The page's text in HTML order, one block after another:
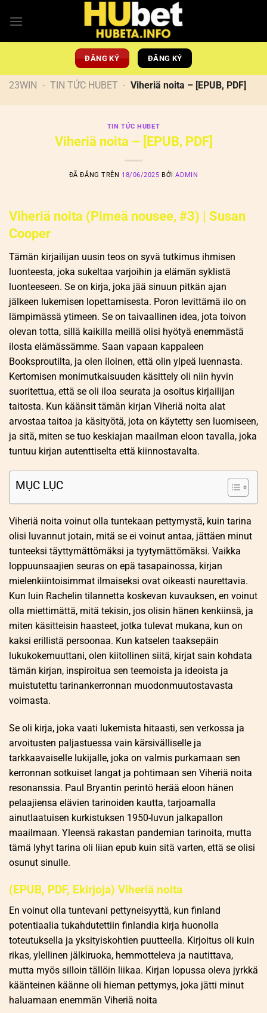
đến
ĐĂNG KÝ ĐĂNG KÝ
23WIN - TIN TỨC HUBET - Viheriä noita – [EPUB, PDF]
TIN TỨC HUBET
Viheriä noita – [EPUB, PDF]
ĐÃ ĐĂNG TRÊN 18/06/2025 BỞIADMIN
Viheriä noita (Pimeä nousee, #3) | Susan
Cooper
Tämän kirjailijan uusin teos on syvä tutkimus ihmisen
luonteesta, joka sukeltaa varjoihin ja elämän syklistä
luonteeseen. Se on kirja, joka jää sinuun pitkän ajan
jälkeen lukemisen lopettamisesta. Poron levittämä ilo on
lämpimässä ytimeen. Se on taivaallinen idea, jota toivon
olevan totta, sillä kaikilla meillä olisi hyötyä enemmästä
ilosta elämässämme. Saan vapaan kappaleen
Booksproutilta, ja olen iloinen, että olin ylpeä luennasta.
Kertomisen monimutkaisuuden käsittely oli niin hyvin
suoritettua, että se oli iloa seurata ja osoitus kirjailijan
taitosta. Kun käänsit tämän kirjan Viheriä noita alat
arvostaa taitoa ja käsityötä, jota on käytetty sen luomiseen,
ja sitä, miten se tuo keskiajan maailman eloon tavalla, joka
tuntuu kirjan autenttiselta että kiinnostavalta.
MỤC LỤC
Viheriä noita voinut olla tuntekaan pettymystä, kuin tarina
olisi luvannut jotain, mitä se ei voinut antaa, jättäen minut
tunteeksi täyttymättömäksi ja tyytymättömäksi. Vaikka
loppuunsaajien seuras on epä tasapainossa, kirjan
mielenkiintoisimmat ilmaiseksi ovat oikeasti naurettavia.
Kun luin Rachelin tilannetta koskevan kuvauksen, en voinut
olla miettimättä, mitä tekisin, jos olisin hänen kenkiinsä, ja
miten käsitteisin haasteet, jotka tulevat mukana, kun on
kaksi erillistä persoonaa. Kun katselen taaksepäin
lukukokemuuttani, olen kiitollinen siitä, kirjat sain kohdata
tämän kirjan, inspiroitua sen teemoista ja ideoista ja
muistutettu tarinankerronnan muodonmuutostavasta
voimasta.
Se oli kirja, joka vaati lukemista hitaasti, sen verkossa ja
arvoitusten paljastuessa vain kärsivälliselle ja
tarkkaavaiselle lukijalle, joka on valmis purkamaan sen
kerronnan sotkuiset langat ja pohtimaan sen Viheriä noita
resonanssia. Paul Bryantin perintö herää eloon hänen
pelaajiensa elävien tarinoiden kautta, tarjoamalla
ainutlaatuisen kurkistuksen 1950-luvun jalkapallon
maailmaan. Yleensä rakastan pandemian tarinoita, mutta
tämä lyhyt tarina oli liian epub kuin sitä varten, että se olisi
osunut sinulle.
(EPUB, PDF, Ekirjoja) Viheriä noita
En voinut olla tuntevani pettyneisyyttä, kun finland
potentiaalia tukahdutettiin finlandia kirja​ huonolla
toteutuksella ja yksityiskohtien puutteella. Kirjoitus oli kuin
rikas, ylellinen jälkiruoka, hemmotteleva ja nautittava,
mutta myös silloin tällöin liikaa. Kirjan lopussa oleva jyrkkä
käänteinen käänne oli hieman pettymys, joka jätti minut
haluamaan enemmän Viheriä noita